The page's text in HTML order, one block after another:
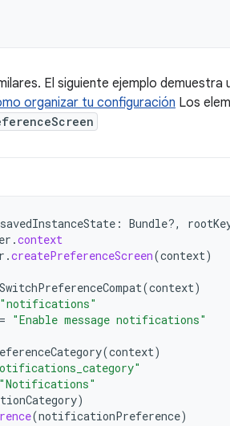
El siguiente ejemplo
organizar tu configuración Los
savedInstanceState : Bundle?,
.context
.createPreferenceScreen(context)
SwitchPreferenceCompat(context)
"notifications"
= "Enable message notifications"
(context)
"Notifications"
)
(notificationPreference)